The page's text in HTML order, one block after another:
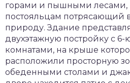
горами и пышными лесами,
постояльцам потрясающий
природу. Здание
двухэтажную постройку с
комнатами, на крыше
расположили просторную
обеденными столами и